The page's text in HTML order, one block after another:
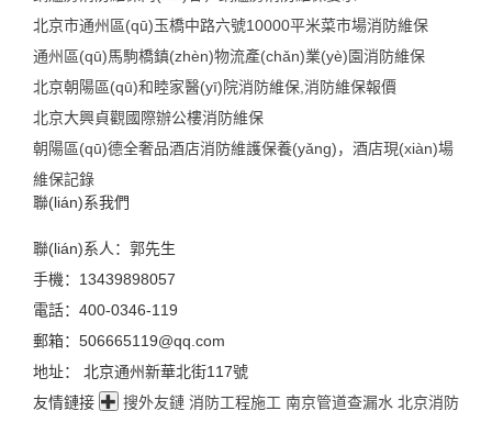
北京市通州區(qū)玉橋中路六號10000平米菜市場消防維保
通州區(qū)馬駒橋鎮(zhèn)物流產(chǎn)業(yè)園消防維保
北京朝陽區(qū)和睦家醫(yī)院消防維保,消防維保報價
北京大興貞觀國際辦公樓消防維保
朝陽區(qū)德全奢品酒店消防維護保養(yǎng)，酒店現(xiàn)場
維保記錄
聯(lián)系我們
聯(lián)系人：郭先生
手機：13439898057
電話：400-0346-119
郵箱：506665119@qq.com
地址： 北京通州新華北街117號
友情鏈接
搜外友鏈 消防工程施工 南京管道查漏水 北京消防